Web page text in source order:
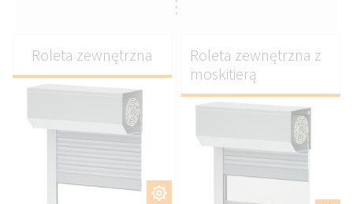
DOSTOSUJ.
Roleta zewnętrzna
Roleta zewnętrzna z
moskitierą